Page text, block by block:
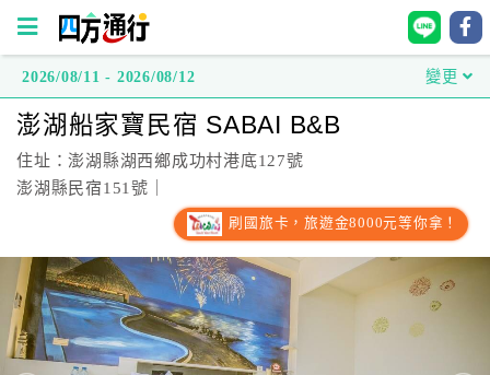
方
通
行
台
灣
2026/08/11 - 2026/08/12 變更
澎湖船家寶民宿 SABAI B&B
住址：澎湖縣湖西鄉成功村港底127號
澎湖縣民宿151號｜
刷國旅卡，旅遊金8000元等你拿！